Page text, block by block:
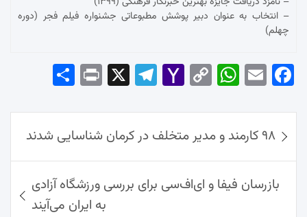
– انتخاب به عنوان دبیر پوشش مطبوعاتی جشنواره فیلم فجر (دوره
چهلم)
Fac
ok
Em
Wh
Ap
p
Co
Lin
k
Yah
Mai
l
Tel
am
Pri
نوشته‌ها
۹۸ کارمند و مدیر متخلف در کرمان شناسایی شدند
بازرسان فیفا و ای‌اف‌سی برای بررسی ورزشگاه آزادی
به ایران می‌آیند